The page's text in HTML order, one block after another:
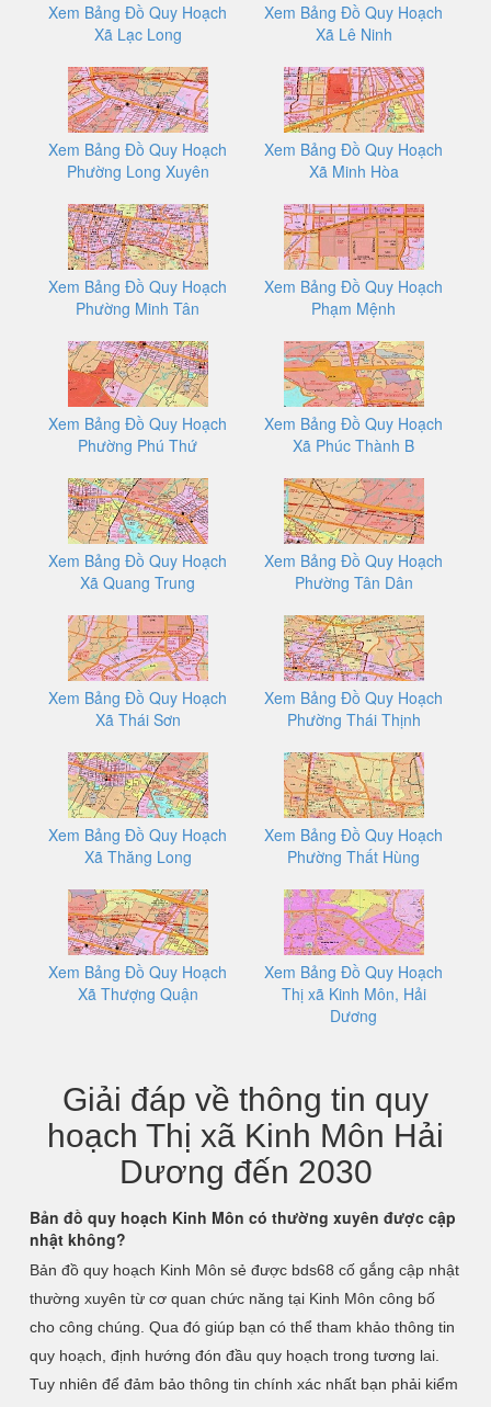
Xem Bảng Đồ Quy Hoạch
Xã Lạc Long
Xem Bảng Đồ Quy Hoạch
Xã Lê Ninh
Xem Bảng Đồ Quy Hoạch
Phường Long Xuyên
Xem Bảng Đồ Quy Hoạch
Xã Minh Hòa
Xem Bảng Đồ Quy Hoạch
Phường Minh Tân
Xem Bảng Đồ Quy Hoạch
Phạm Mệnh
Xem Bảng Đồ Quy Hoạch
Phường Phú Thứ
Xem Bảng Đồ Quy Hoạch
Xã Phúc Thành B
Xem Bảng Đồ Quy Hoạch
Xã Quang Trung
Xem Bảng Đồ Quy Hoạch
Phường Tân Dân
Xem Bảng Đồ Quy Hoạch
Xã Thái Sơn
Xem Bảng Đồ Quy Hoạch
Phường Thái Thịnh
Xem Bảng Đồ Quy Hoạch
Xã Thăng Long
Xem Bảng Đồ Quy Hoạch
Phường Thất Hùng
Xem Bảng Đồ Quy Hoạch
Xã Thượng Quận
Xem Bảng Đồ Quy Hoạch
Thị xã Kinh Môn, Hải
Dương
Giải đáp về thông tin quy
hoạch Thị xã Kinh Môn Hải
Dương đến 2030
Bản đồ quy hoạch Kinh Môn có thường xuyên được cập
nhật không?
Bản đồ quy hoạch Kinh Môn sẻ được bds68 cố gắng cập nhật
thường xuyên từ cơ quan chức năng tại Kinh Môn công bố
cho công chúng. Qua đó giúp bạn có thể tham khảo thông tin
quy hoạch, định hướng đón đầu quy hoạch trong tương lai.
Tuy nhiên để đảm bảo thông tin chính xác nhất bạn phải kiểm